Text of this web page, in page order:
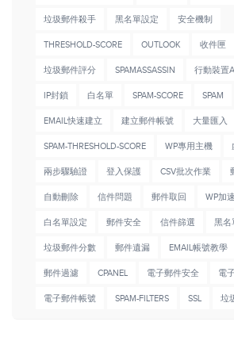
垃圾郵件殺手 黑名單設定 安全機制
THRESHOLD-SCORE OUTLOOK 收件匣
垃圾郵件評分 SPAMASSASSIN 行動裝置
IP封鎖 白名單 SPAM-SCORE SPAM
EMAIL快速建立 建立郵件帳號 大量匯入
SPAM-THRESHOLD-SCORE WP專用主機
兩步驟驗證 登入保護 CSV批次作業
自動刪除 信件問題 郵件取回 WP加
白名單設定 郵件安全 信件篩選 黑名
垃圾郵件分數 郵件遺漏 EMAIL帳號教學
郵件過濾 CPANEL 電子郵件安全 電
電子郵件帳號 SPAM-FILTERS SSL 垃